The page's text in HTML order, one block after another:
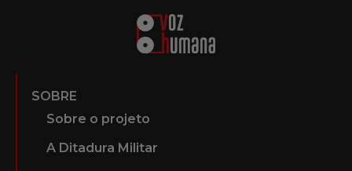
SOBRE
Sobre o projeto
A Ditadura Militar